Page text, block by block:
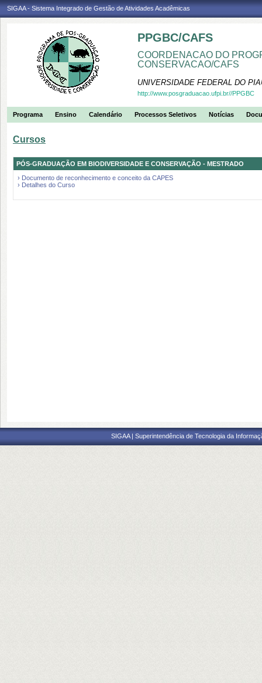
SIGAA - Sistema Integrado de Gestão de Atividades Acadêmicas
PPGBC/CAFS
COORDENACAO DO
CONSERVACAO/CAFS
UNIVERSIDADE FEDERAL DO
http://www.posgraduacao.ufpi.br//PPGBC
Programa Ensino Calendário Processos Seletivos Notícias
Cursos
PÓS-GRADUAÇÃO EM BIODIVERSIDADE E CONSERVAÇÃO - MESTRADO
› Documento de reconhecimento e conceito da CAPES
› Detalhes do Curso
SIGAA | Superintendência de Tecnologia da